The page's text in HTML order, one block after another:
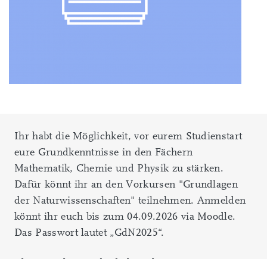
Ihr habt die Möglichkeit, vor eurem Studienstart
eure Grundkenntnisse in den Fächern
Mathematik, Chemie und Physik zu stärken.
Dafür könnt ihr an den Vorkursen "Grundlagen
der Naturwissenschaften" teilnehmen. Anmelden
könnt ihr euch bis zum 04.09.2026 via Moodle.
Das Passwort lautet „GdN2025“.